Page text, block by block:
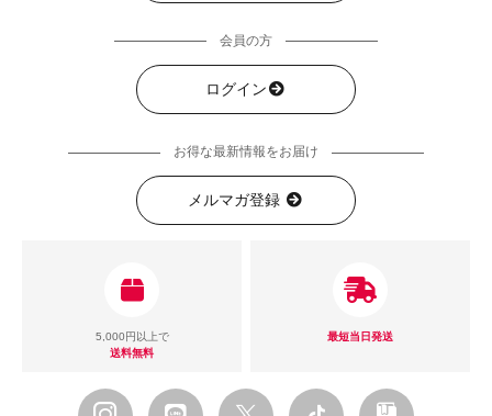
会員の方
ログイン
お得な最新情報をお届け
メルマガ登録
5,000円以上で
送料無料
最短当日発送